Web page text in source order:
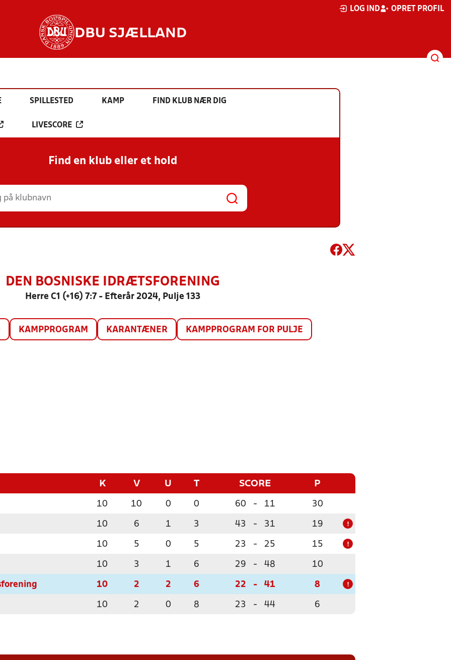
LOG IND OPRET PROFIL
DBU SJÆLLAND
SPILLESTED KAMP FIND KLUB NÆR DIG
LIVESCORE
Find en klub eller et hold
DEN BOSNISKE IDRÆTSFORENING
Herre C1 (+16) 7:7 - Efterår 2024, Pulje 133
KAMPPROGRAM KARANTÆNER KAMPPROGRAM FOR PULJE
K V U T SCORE P
10 10 0 0 60 - 11 30
10 6 1 3 43 - 31 19 !
10 5 0 5 23 - 25 15 !
10 3 1 6 29 - 48 10
10 2 2 6 22 - 41 8 !
10 2 0 8 23 - 44 6